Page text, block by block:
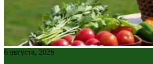
6 августа, 2026